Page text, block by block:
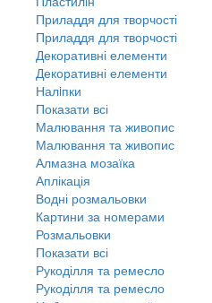
Приладдя для творчості
Приладдя для творчості
Декоративні елементи
Декоративні елементи
Налiпки
Показати всі
Малювання та живопис
Малювання та живопис
Алмазна мозаїка
Аплікація
Водні розмальовки
Картини за номерами
Розмальовки
Показати всі
Рукоділля та ремесло
Рукоділля та ремесло